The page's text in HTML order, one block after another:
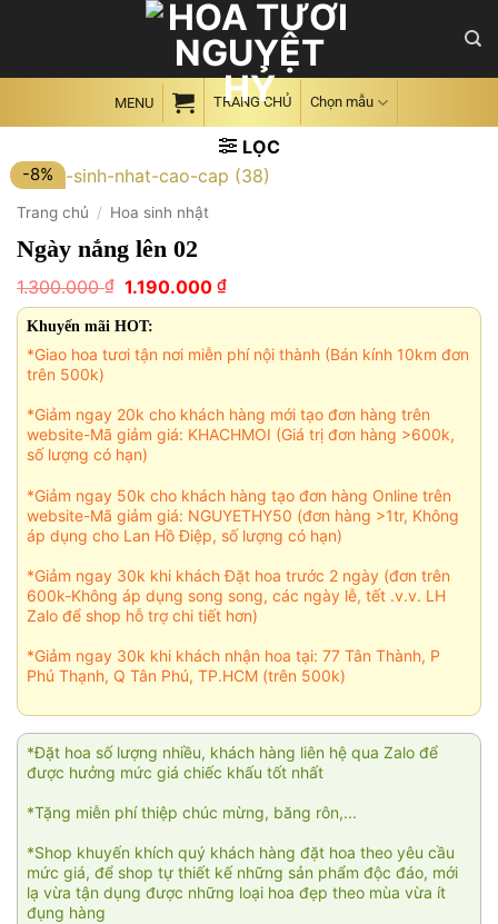
MENU TRANG CHỦ Chọn mẫu
LỌC
-8%
Trang chủ / Hoa sinh nhật
Ngày nắng lên 02
1.300.000₫ Giá
gốc
là:
1.300.000 ₫.
1.190.000 ₫Giá
hiện
1.190.000 ₫.
Khuyến mãi HOT:
*Giao hoa tươi tận nơi miễn phí nội thành (Bán kính 10km đơn
trên 500k)
*Giảm ngay 20k cho khách hàng mới tạo đơn hàng trên
website-Mã giảm giá: KHACHMOI (Giá trị đơn hàng >600k,
số lượng có hạn)
*Giảm ngay 50k cho khách hàng tạo đơn hàng Online trên
website-Mã giảm giá: NGUYETHY50 (đơn hàng >1tr, Không
áp dụng cho Lan Hồ Điệp, số lượng có hạn)
*Giảm ngay 30k khi khách Đặt hoa trước 2 ngày (đơn trên
600k-Không áp dụng song song, các ngày lễ, tết .v.v. LH
Zalo để shop hỗ trợ chi tiết hơn)
*Giảm ngay 30k khi khách nhận hoa tại: 77 Tân Thành, P
Phú Thạnh, Q Tân Phú, TP.HCM (trên 500k)
*Đặt hoa số lượng nhiều, khách hàng liên hệ qua Zalo để
được hưởng mức giá chiếc khấu tốt nhất
*Tặng miễn phí thiệp chúc mừng, băng rôn,...
*Shop khuyến khích quý khách hàng đặt hoa theo yêu cầu
mức giá, để shop tự thiết kế những sản phẩm độc đáo, mới
lạ vừa tận dụng được những loại hoa đẹp theo mùa vừa ít
đụng hàng